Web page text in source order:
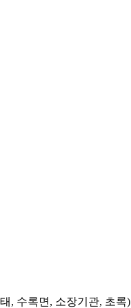
, 수록면, 소장기관, 초록)